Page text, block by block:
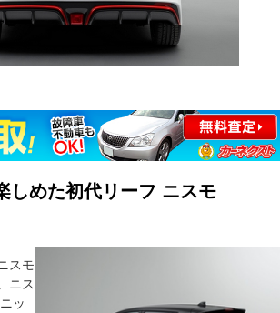
しめた初代リーフ ニスモ
スモ
ニス
ッ